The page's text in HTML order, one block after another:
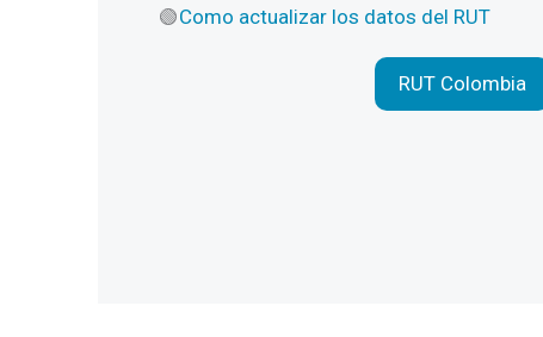
Como actualizar los datos del RUT
RUT Colombia